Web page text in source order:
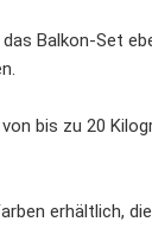
Balkon-Set
bis zu 20
erhältlich,